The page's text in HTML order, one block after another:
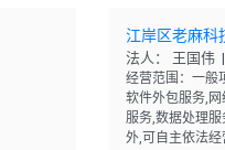
江岸区老麻科
法人： 王国伟
经营范围：一般
软件外包服务,
服务,数据处理
外,可自主依法经